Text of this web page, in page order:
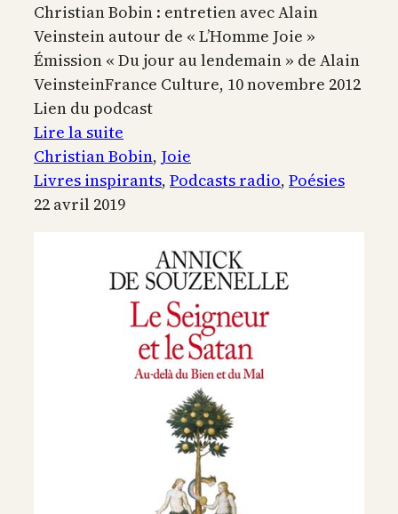
Christian Bobin : entretien avec Alain
Veinstein autour de « L’Homme Joie »
Émission « Du jour au lendemain » de Alain
VeinsteinFrance Culture, 10 novembre 2012
Lien du podcast
Lire la suite
L’Homme-
Joie
Christian Bobin, Joie
Livres inspirants, Podcasts radio, Poésies
22 avril 2019